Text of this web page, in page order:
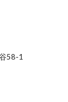
58-1